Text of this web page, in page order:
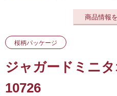
商品情報
桜柄パッケージ
ジャガードミニタ
10726